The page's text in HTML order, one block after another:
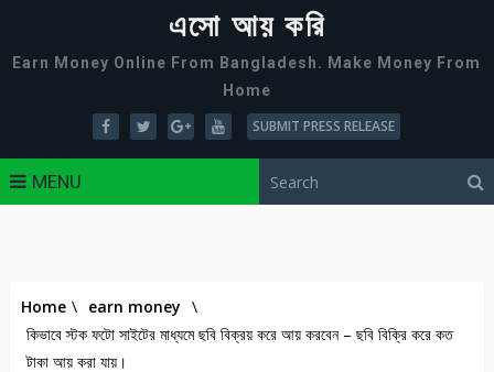
এসো আয় করি
Earn Money Online From Bangladesh. Make Money From
Home
SUBMIT PRESS RELEASE
MENU
Home \ earn money \
কিভাবে স্টক ফটো সাইটের মাধ্যমে ছবি বিক্রয় করে আয় করবেন – ছবি বিক্রি করে কত
টাকা আয় করা যায়।